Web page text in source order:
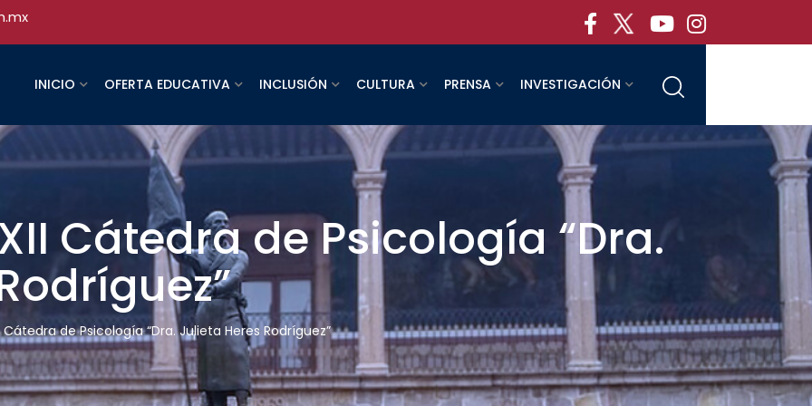
INICIO OFERTA EDUCATIVA INCLUSIÓN CULTURA PRENSA INVESTIGACIÓN
Cátedra de Psicología “Dra.
Cátedra de Psicología “Dra. Julieta Heres Rodríguez”